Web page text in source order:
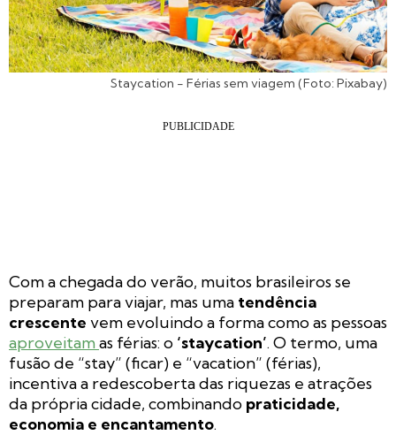
Staycation - Férias sem viagem (Foto: Pixabay)
Com a chegada do verão, muitos brasileiros se
preparam para viajar, mas uma tendência
crescente vem evoluindo a forma como as pessoas
aproveitamas férias: o ‘staycation’. O termo, uma
fusão de “stay” (ficar) e “vacation” (férias),
incentiva a redescoberta das riquezas e atrações
da própria cidade, combinando praticidade,
economia e encantamento.